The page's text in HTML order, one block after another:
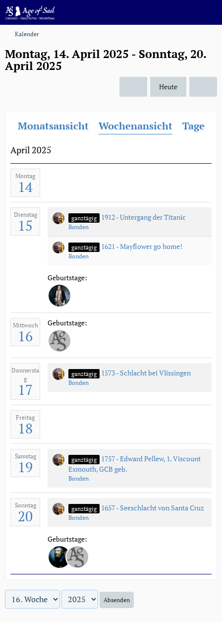
Kalender
Montag, 14. April 2025 - Sonntag, 20.
April 2025
Heute
Monatsansicht Wochenansicht
April 2025
Montag
14
Dienstag
15 ganztägig 1912 - Untergang der Titanic
Bonden
ganztägig 1621 - Mayflower go home!
Bonden
Geburtstage:
Mittwoch
16
Geburtstage:
Donnersta
g
17
ganztägig 1573 - Schlacht bei Vlissingen
Bonden
Freitag
18
Samstag
19 ganztägig
1757 - Edward Pellew, 1. Viscount
Exmouth, GCB geb.
Bonden
Sonntag
20 ganztägig 1657 - Seeschlacht von Santa Cruz
Bonden
Geburtstage:
Absenden